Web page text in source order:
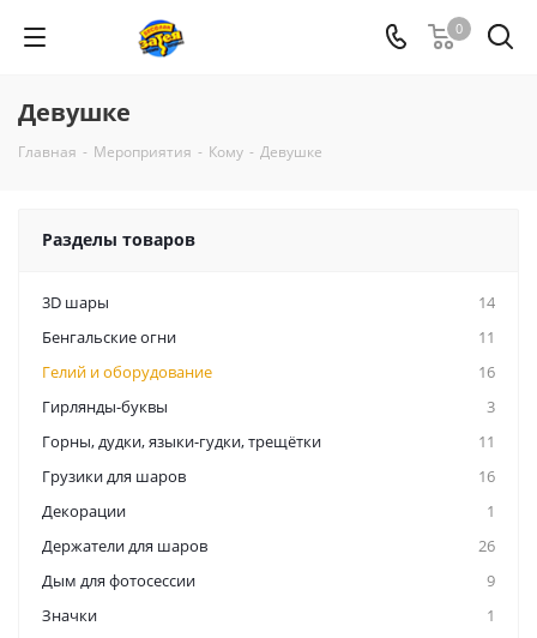
0
Девушке
Главная - Мероприятия - Кому - Девушке
Разделы товаров
3D шары
14
Бенгальские огни
11
Гелий и оборудование
16
Гирлянды-буквы
3
Горны, дудки, языки-гудки, трещётки
11
Грузики для шаров
16
Декорации
1
Держатели для шаров
26
Дым для фотосессии
9
Значки
1